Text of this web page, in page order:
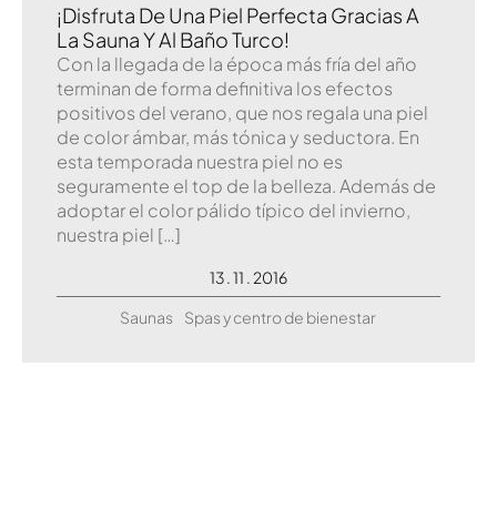
¡Disfruta De Una Piel Perfecta Gracias A
La Sauna Y Al Baño Turco!
Con la llegada de la época más fría del año
terminan de forma definitiva los efectos
positivos del verano, que nos regala una piel
de color ámbar, más tónica y seductora. En
esta temporada nuestra piel no es
seguramente el top de la belleza. Además de
adoptar el color pálido típico del invierno,
nuestra piel […]
13 . 11 . 2016
Saunas
Spas y centro de bienestar